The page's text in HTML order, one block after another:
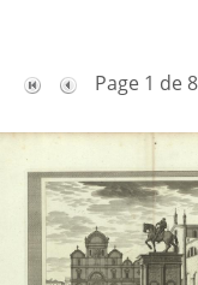
Page 1 de 8